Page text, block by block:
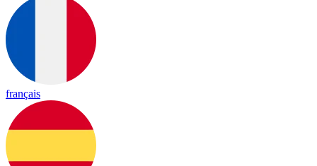
français